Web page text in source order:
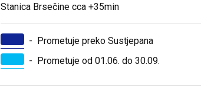
Stanica Brsečine cca +35min
- Prometuje preko Sustjepana
- Prometuje od 01.06. do 30.09.